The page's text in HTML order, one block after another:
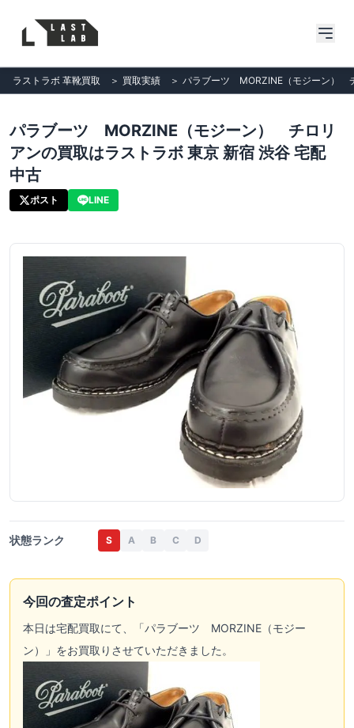
ラストラボ 革靴買取 ＞ 買取実績 ＞ パラブーツ MORZINE（モジーン）
パラブーツ MORZINE（モジーン） チロリ
アンの買取はラストラボ 東京 新宿 渋谷 宅配
中古
ポスト LINE
状態ランク S A B C D
今回の査定ポイント
本日は宅配買取にて、「パラブーツ MORZINE（モジー
ン）」をお買取りさせていただきました。